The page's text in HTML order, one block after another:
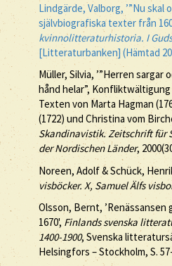
Lindgärde, Valborg, ’”Nu skal
självbiografiska texter från
kvinnolitteraturhistoria. I
[Litteraturbanken] (Hämtad
Müller, Silvia, ’”Herren sargar
hånd helar”,
Texten von Marta Hagman
(1722) und Christina vom
Skandinavistik. Zeitschrift für
der Nordischen Länder,
Noreen, Adolf & Schück,
visböcker. X, Samuel Älfs
Olsson, Bernt, ’Renässansen
1670', Finlands svenska
1400-1900, Svenska
Helsingfors – Stockholm, S.